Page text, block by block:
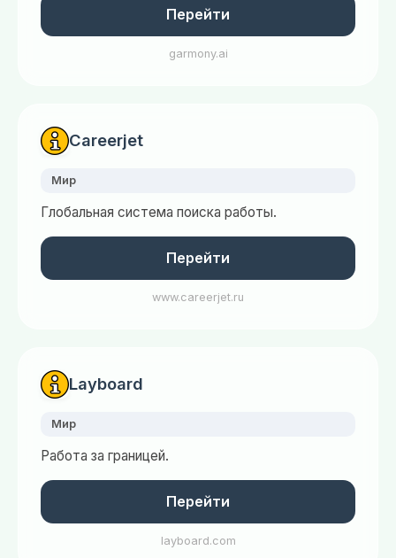
Перейти
garmony.ai
Careerjet
Мир
Глобальная система поиска работы.
Перейти
www.careerjet.ru
Layboard
Мир
Работа за границей.
Перейти
layboard.com